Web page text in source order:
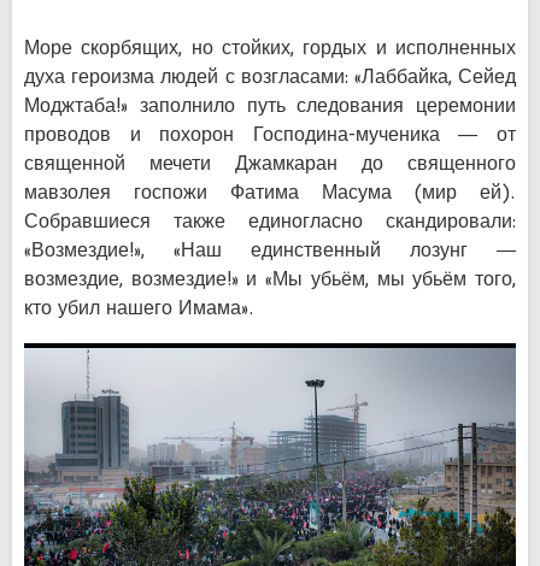
Море скорбящих, но стойких, гордых и исполненных
духа героизма людей с возгласами: «Лаббайка, Сейед
Моджтаба!» заполнило путь следования церемонии
проводов и похорон Господина-мученика — от
священной мечети Джамкаран до священного
мавзолея госпожи Фатима Масума (мир ей).
Собравшиеся также единогласно скандировали:
«Возмездие!», «Наш единственный лозунг —
возмездие, возмездие!» и «Мы убьём, мы убьём того,
кто убил нашего Имама».